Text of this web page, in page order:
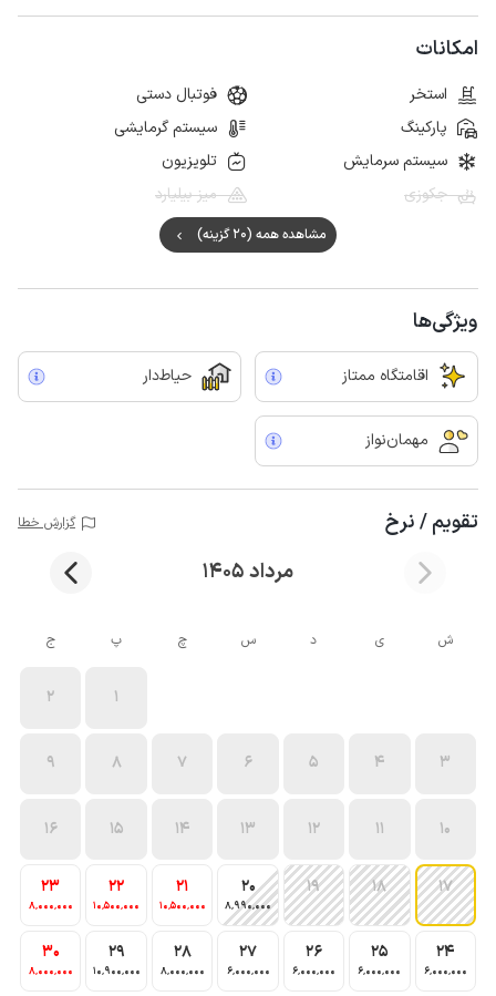
امکانات
استخر
فوتبال دستی
پارکینگ
سیستم گرمایشی
سیستم سرمایش
تلویزیون
جکوزی
میز بیلیارد
مشاهده همه (20 گزینه)
ویژگی‌ها
اقامتگاه ممتاز حیاط‌دار
مهمان‌نواز
تقویم / نرخ گزارش خطا
مرداد 1405
ش ی د س چ پ ج
1
2
3
4
5
6
7
8
9
10
11
12
13
14
15
16
17
18
19
20
8٬990٬000
21
10٬500٬000
22
10٬500٬000
23
8٬000٬000
24
6٬000٬000
25
6٬000٬000
26
6٬000٬000
27
6٬000٬000
28
8٬000٬000
29
10٬900٬000
30
8٬000٬000